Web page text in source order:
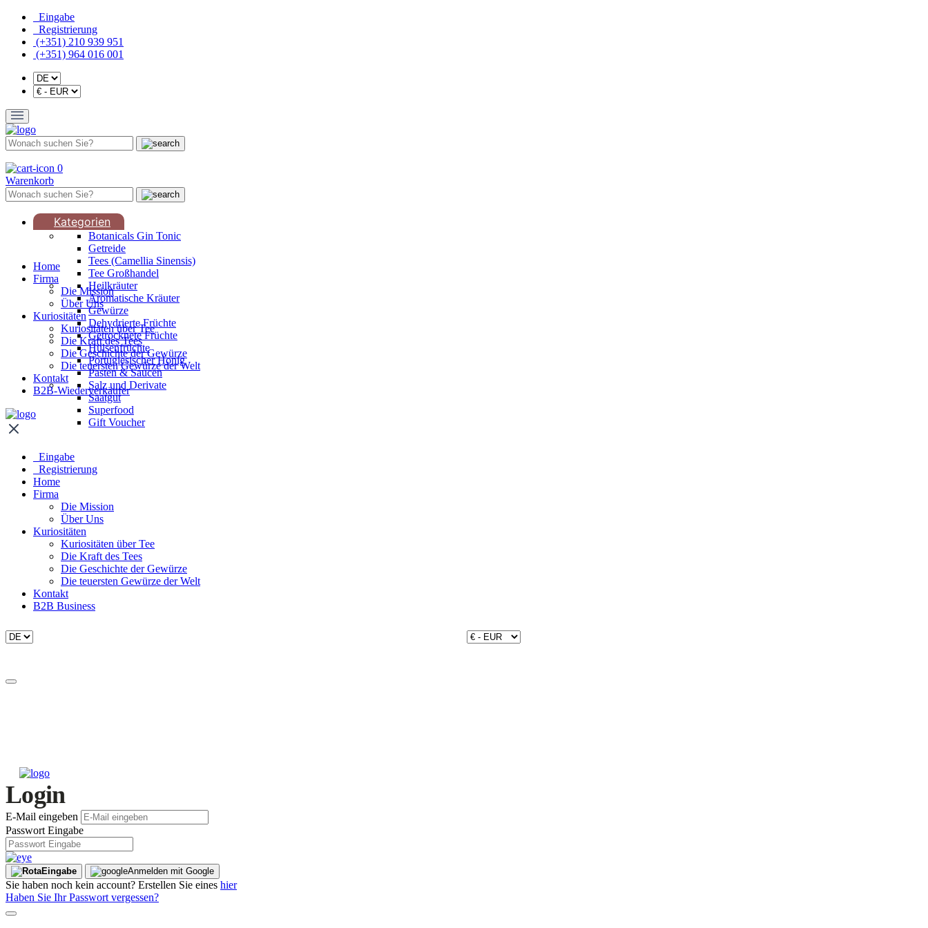
Eingabe
Registrierung
(+351) 210 939 951
(+351) 964 016 001
0
Warenkorb
Kategorien
Botanicals Gin Tonic
Getreide
Tees (Camellia Sinensis)
Tee Großhandel
Heilkräuter
Aromatische Kräuter
Gewürze
Dehydrierte Früchte
Getrocknete Früchte
Hülsenfrüchte
Portugiesischer Honig
Pasten & Saucen
Salz und Derivate
Saatgut
Superfood
Gift Voucher
Home
Firma
Die Mission
Über Uns
Kuriositäten
Kuriositäten über Tee
Die Kraft des Tees
Die Geschichte der Gewürze
Die teuersten Gewürze der Welt
Kontakt
B2B-Wiederverkäufer
Eingabe
Registrierung
Home
Firma
Die Mission
Über Uns
Kuriositäten
Kuriositäten über Tee
Die Kraft des Tees
Die Geschichte der Gewürze
Die teuersten Gewürze der Welt
Kontakt
B2B Business
Login
E-Mail eingeben
Passwort Eingabe
Eingabe Anmelden mit Google
Sie haben noch kein account? Erstellen Sie eines hier
Haben Sie Ihr Passwort vergessen?